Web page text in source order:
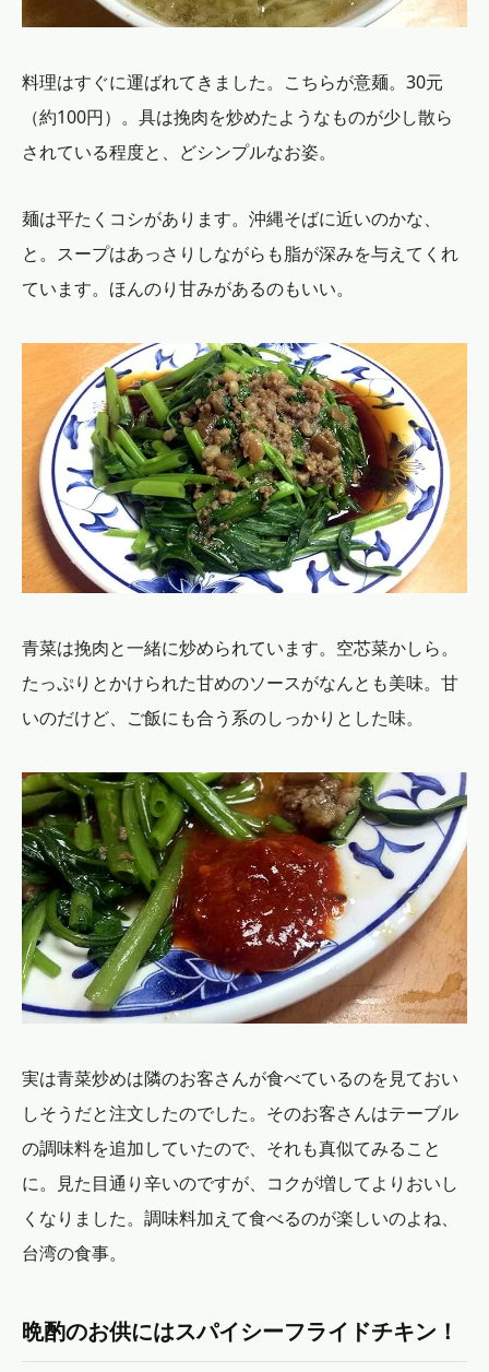
料理はすぐに運ばれてきました。こちらが意麺。30元
（約100円）。具は挽肉を炒めたようなものが少し散ら
されている程度と、どシンプルなお姿。
麺は平たくコシがあります。沖縄そばに近いのかな、
と。スープはあっさりしながらも脂が深みを与えてくれ
ています。ほんのり甘みがあるのもいい。
青菜は挽肉と一緒に炒められています。空芯菜かしら。
たっぷりとかけられた甘めのソースがなんとも美味。甘
いのだけど、ご飯にも合う系のしっかりとした味。
実は青菜炒めは隣のお客さんが食べているのを見ておい
しそうだと注文したのでした。そのお客さんはテーブル
の調味料を追加していたので、それも真似てみること
に。見た目通り辛いのですが、コクが増してよりおいし
くなりました。調味料加えて食べるのが楽しいのよね、
台湾の食事。
晩酌のお供にはスパイシーフライドチキン！